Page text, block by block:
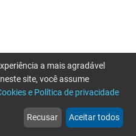
web
Notícias
more_horiz
Mais
a mais agradável
site, você assume
e Política de privacidade
Recusar Aceitar todos
tente novamente